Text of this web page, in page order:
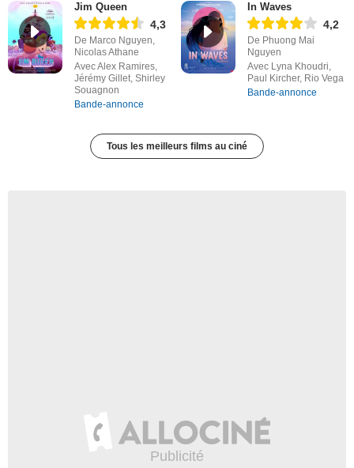
Jim Queen
4,3
De Marco Nguyen,
Nicolas Athane
Avec Alex Ramires,
Jérémy Gillet, Shirley
Souagnon
Bande-annonce
In Waves
4,2
De Phuong Mai
Nguyen
Avec Lyna Khoudri,
Paul Kircher, Rio Vega
Bande-annonce
Tous les meilleurs films au ciné